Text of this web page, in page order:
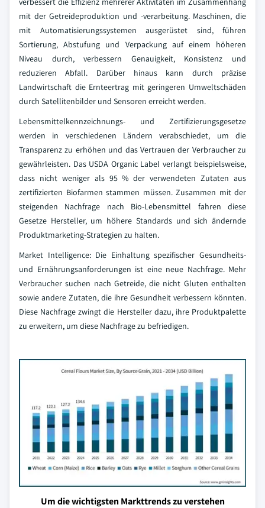
mit der Getreideproduktion und -verarbeitung. Maschinen, die
mit Automatisierungssystemen ausgerüstet sind, führen
Sortierung, Abstufung und Verpackung auf einem höheren
Niveau durch, verbessern Genauigkeit, Konsistenz und
reduzieren Abfall. Darüber hinaus kann durch präzise
Landwirtschaft die Ernteertrag mit geringeren Umweltschäden
durch Satellitenbilder und Sensoren erreicht werden.
Lebensmittelkennzeichnungs- und Zertifizierungsgesetze
werden in verschiedenen Ländern verabschiedet, um die
Transparenz zu erhöhen und das Vertrauen der Verbraucher zu
gewährleisten. Das USDA Organic Label verlangt beispielsweise,
dass nicht weniger als 95 % der verwendeten Zutaten aus
zertifizierten Biofarmen stammen müssen. Zusammen mit der
steigenden Nachfrage nach Bio-Lebensmittel fahren diese
Gesetze Hersteller, um höhere Standards und sich ändernde
Produktmarketing-Strategien zu halten.
Market Intelligence: Die Einhaltung spezifischer Gesundheits-
und Ernährungsanforderungen ist eine neue Nachfrage. Mehr
Verbraucher suchen nach Getreide, die nicht Gluten enthalten
sowie andere Zutaten, die ihre Gesundheit verbessern könnten.
Diese Nachfrage zwingt die Hersteller dazu, ihre Produktpalette
zu erweitern, um diese Nachfrage zu befriedigen.
Um die wichtigsten Markttrends zu verstehen